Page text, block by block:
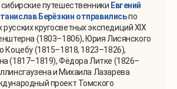
путешественники Евгений
Берёзкин отправилисьпо
кругосветных экспедиций XIX
(1803–1806), Юрия Лисянского
Коцебу (1815–1818, 1823–1826),
(1817–1819), Фёдора Литке (1826–
и Михаила Лазарева
проект Томского